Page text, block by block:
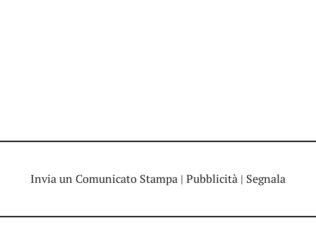
Invia un Comunicato Stampa | Pubblicità | Segnala